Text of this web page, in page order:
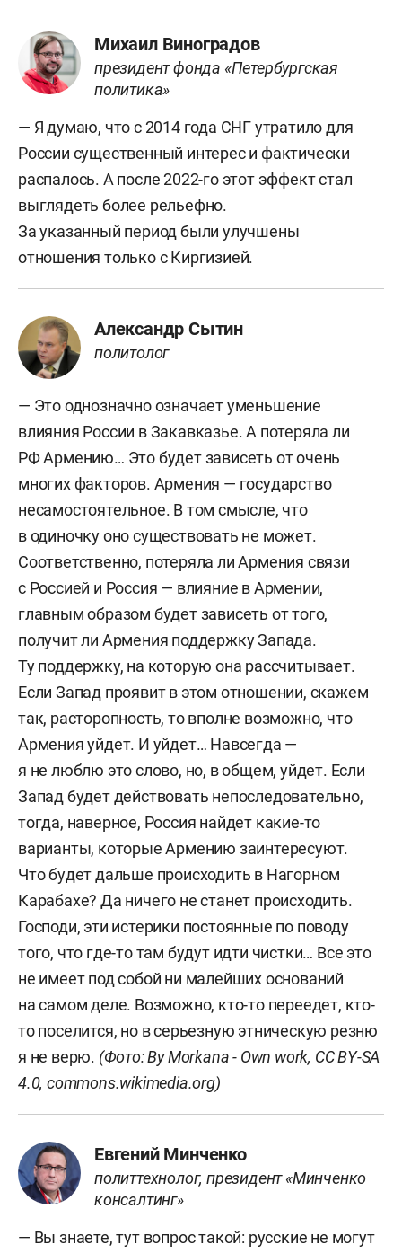
Михаил Виноградов
президент фонда «Петербургская
политика»
— Я думаю, что с 2014 года СНГ утратило для
России существенный интерес и фактически
распалось. А после 2022-го этот эффект стал
выглядеть более рельефно.
За указанный период были улучшены
отношения только с Киргизией.
Александр Сытин
политолог
— Это однозначно означает уменьшение
влияния России в Закавказье. А потеряла ли
РФ Армению… Это будет зависеть от очень
многих факторов. Армения — государство
несамостоятельное. В том смысле, что
в одиночку оно существовать не может.
Соответственно, потеряла ли Армения связи
с Россией и Россия — влияние в Армении,
главным образом будет зависеть от того,
получит ли Армения поддержку Запада.
Ту поддержку, на которую она рассчитывает.
Если Запад проявит в этом отношении, скажем
так, расторопность, то вполне возможно, что
Армения уйдет. И уйдет… Навсегда —
я не люблю это слово, но, в общем, уйдет. Если
Запад будет действовать непоследовательно,
тогда, наверное, Россия найдет какие-то
варианты, которые Армению заинтересуют.
Что будет дальше происходить в Нагорном
Карабахе? Да ничего не станет происходить.
Господи, эти истерики постоянные по поводу
того, что где-то там будут идти чистки… Все это
не имеет под собой ни малейших оснований
на самом деле. Возможно, кто-то переедет, кто-
то поселится, но в серьезную этническую резню
я не верю. (Фото: By Morkana - Own work, CC BY-SA
4.0, commons.wikimedia.org)
Евгений Минченко
политтехнолог, президент «Минченко
консалтинг»
— Вы знаете, тут вопрос такой: русские не могут